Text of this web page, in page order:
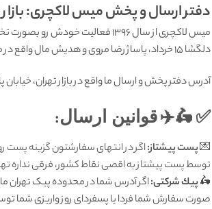
دفتر ارسال و پخش میس لاکچری: بازار
میس لاکچری از سال 1396 فعالیت خودش رو بصورت تخصصی در زمینه
دلگشا 15 خرداد، پاساژ رضا مروی و هدیش مال واقع در منطقه هروی تهران داشت. اما با آغاز کرونا در حال حاضر فقط بصورت اینترنتی در خدمت شما هستیم.
آدرس دفتر پخش و ارسال ما واقع در بازار تهران، خیابان
✅ 🛵✈️قوانين ارسال:
💌پست پیشتاز:اگر در انتهای سفارشتون گزینه پست
توسط پست پیشتاز به اقصی نقاط کشور، فرقی نداره
🛵پيك شرکتی:اگر آدرس شما در محدوده پیک تهران
صورت سفارش شما فردا یا پسفردای روز واريزى شما توسط پیک شرکتی